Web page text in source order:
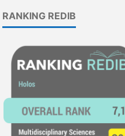
RANKING REDIB